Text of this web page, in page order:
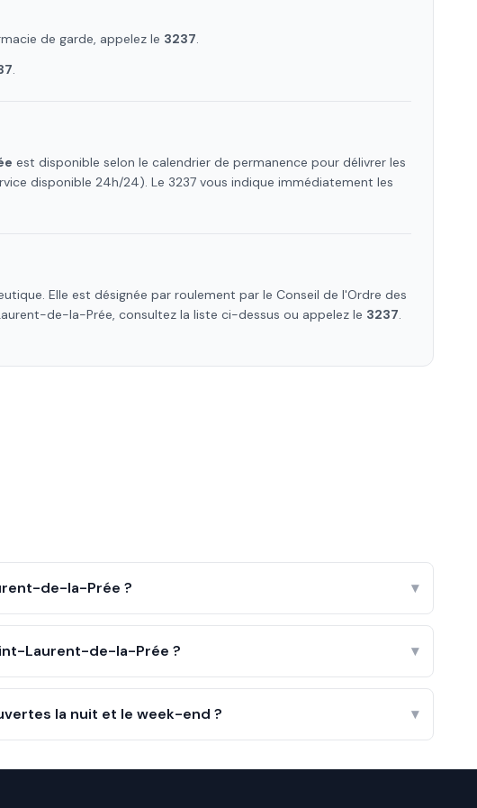
de garde, appelez le 3237.
.
est disponible selon le calendrier de permanence pour délivrer les
disponible 24h/24). Le 3237 vous indique immédiatement les
Elle est désignée par roulement par le Conseil de l'Ordre des
de-la-Prée, consultez la liste ci-dessus ou appelez le 3237.
de-la-Prée ? ▾
Laurent-de-la-Prée ? ▾
la nuit et le week-end ? ▾